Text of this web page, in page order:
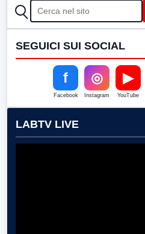
CERCA
SEGUICI SUI SOCIAL
f
Facebook
◎
Instagram
▶
YouTube
LABTV LIVE